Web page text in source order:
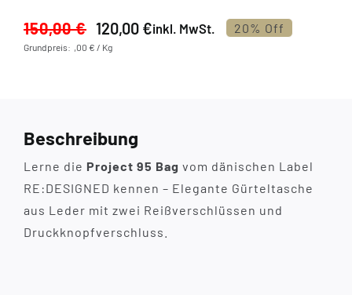
150,00€
Ursprünglicher
Preis
120,00 €
Aktueller
Preis
inkl. MwSt. 20% Off
Grundpreis: ,00 € / Kg
Beschreibung
Lerne die Project 95 Bag vom dänischen Label
RE:DESIGNED kennen – Elegante Gürteltasche
aus Leder mit zwei Reißverschlüssen und
Druckknopfverschluss.